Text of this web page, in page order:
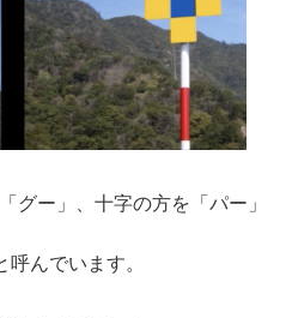
グー」、十字の方を「パー」
んでいます。